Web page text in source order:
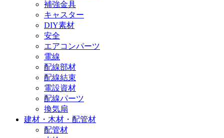
補強金具
キャスター
DIY素材
安全
エアコンパーツ
電線
配線部材
配線結束
電設資材
配線パーツ
換気扇
建材・木材・配管材
配管材